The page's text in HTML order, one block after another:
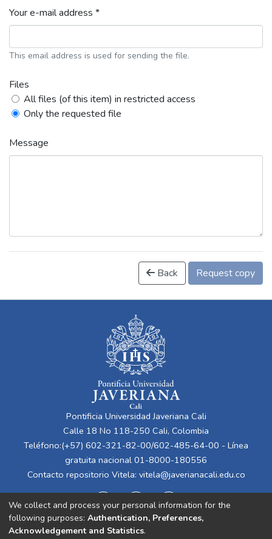
Your e-mail address *
This email address is used for sending the file.
Files
All files (of this item) in restricted access
Only the requested file
Message
Back Request copy
Pontificia Universidad Javeriana Cali
Calle 18 No 118-250 Cali, Colombia
Teléfono:(+57) 602-321-82-00/602-485-64-00 - Línea
gratuita nacional 01-8000-180556
Contacto repositorio Vitela: vitela@javerianacali.edu.co
We collect and process your personal information for the
following purposes: Authentication, Preferences,
Acknowledgement and Statistics.